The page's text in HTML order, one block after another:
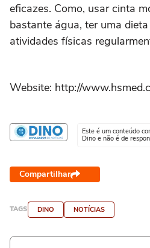
eficazes. Como, usar cinta
bastante água, ter uma
atividades físicas
Website: http://
Este é um conteúdo
Dino e não é de
Compartilhar
TAGS DINO NOTÍCIAS